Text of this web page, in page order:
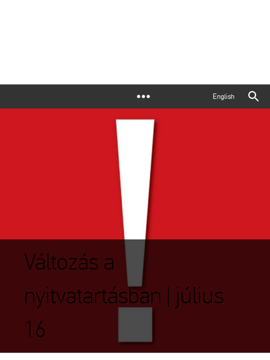
English
Változás a
nyitvatartásban | július
16